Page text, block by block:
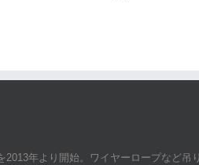
2013年より開始。ワイヤーロープなど吊